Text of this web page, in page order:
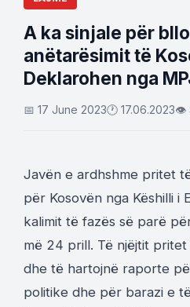
A ka sinjale për
anëtarësimit të
Deklarohen nga
📅 17 June 2023🕐 17.06.2023👁
Javën e ardhshme pritet
për Kosovën nga Këshilli i
kalimit të fazës së parë
më 24 prill. Të njëjtit
dhe të hartojnë raporte
politike dhe për barazi e